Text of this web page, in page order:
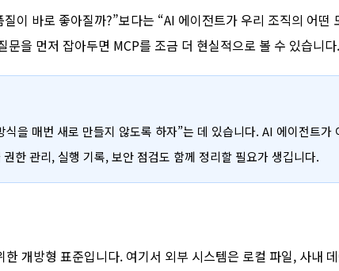
이 바로 좋아질까?”보다는 “AI 에이전트가 우리 조직의 어떤
을 먼저 잡아두면 MCP를 조금 더 현실적으로 볼 수 있습니다.
을 매번 새로 만들지 않도록 하자”는 데 있습니다. AI 에이전트가
한 관리, 실행 기록, 보안 점검도 함께 정리할 필요가 생깁니다.
개방형 표준입니다. 여기서 외부 시스템은 로컬 파일, 사내